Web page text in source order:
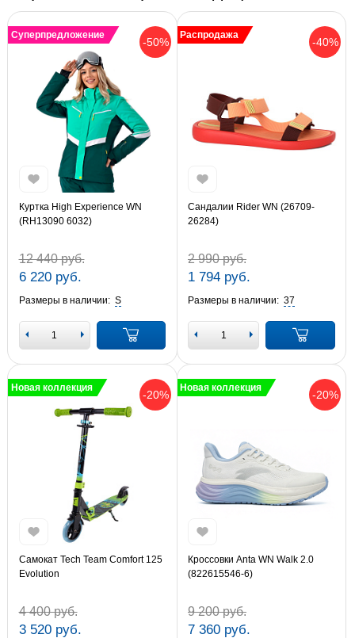
-50%
Суперпредложение
Куртка High Experience WN
(RH13090 6032)
12 440 руб.
6 220 руб.
Размеры в наличии: S
-40%
Распродажа
Сандалии Rider WN (26709-
26284)
2 990 руб.
1 794 руб.
Размеры в наличии: 37
-20%
Новая коллекция
Самокат Tech Team Comfort 125
Evolution
4 400 руб.
3 520 руб.
-20%
Новая коллекция
Кроссовки Anta WN Walk 2.0
(822615546-6)
9 200 руб.
7 360 руб.